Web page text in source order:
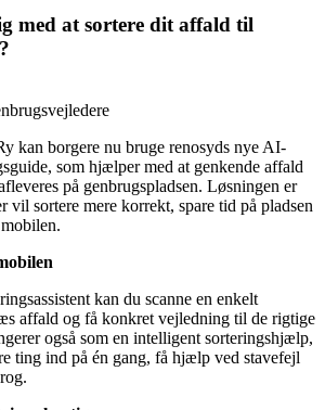
med at sortere dit affald til
kan borgere nu bruge renosyds nye AI-
som hjælper med at genkende affald
på genbrugspladsen. Løsningen er
vil sortere mere korrekt, spare tid på pladsen
kan du scanne en enkelt
affald og få konkret vejledning til de rigtige
også som en intelligent sorteringshjælp,
ting ind på én gang, få hjælp ved stavefejl